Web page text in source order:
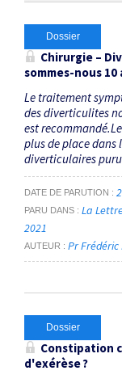
Dossier
Chirurgie –
sommes-nous 10
Le traitement
des diverticulites
est
plus de place
diverticulaires
DATE DE PARUTION
PARU DANS
La
2021
AUTEUR Pr Frédéric
Dossier
Constipation
d'exérèse ?